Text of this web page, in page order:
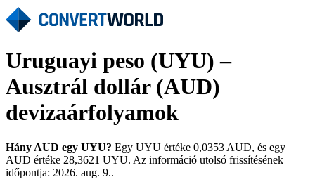
Uruguayi peso (UYU) –
Ausztrál dollár (AUD)
devizaárfolyamok
Hány AUD egy UYU? Egy UYU értéke 0,0353 AUD, és egy
AUD értéke 28,3621 UYU. Az információ utolsó frissítésének
időpontja: 2026. aug. 9..